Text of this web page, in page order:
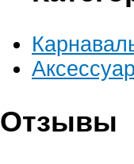
Отзывы